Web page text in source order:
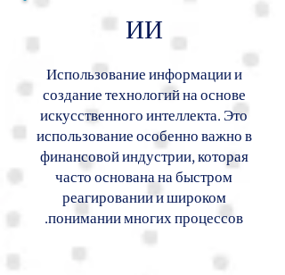
ИИ
Использование информации и
создание технологий на основе
искусственного интеллекта. Это
использование особенно важно в
финансовой индустрии, которая
часто основана на быстром
реагировании и широком
понимании многих процессов.